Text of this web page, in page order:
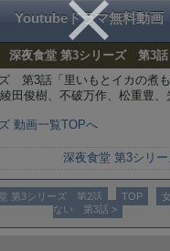
Youtubeドラマ無料動画
深夜食堂 第3シリーズ 第3話
第3話「里いもとイカの煮も
田俊樹、不破万作、松重豊、
動画一覧TOPへ
深夜食堂 第3シリ
第3シリーズ 第2話 TOP
ない 第3話 >